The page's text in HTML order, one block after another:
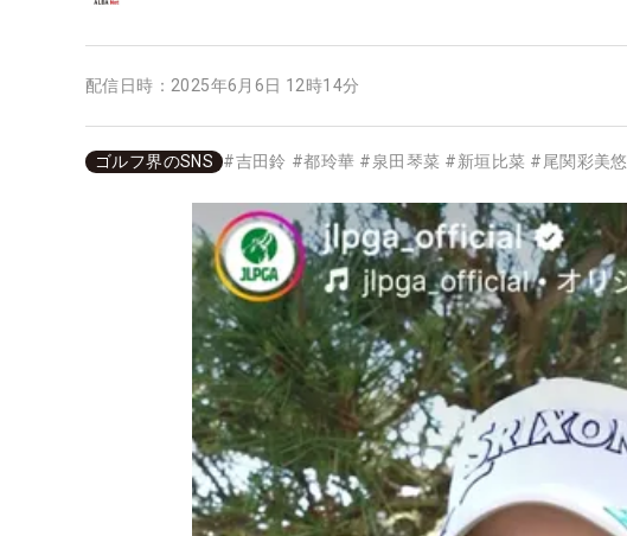
配信日時： 2025年6月6日 12時14分
ゴルフ界のSNS #吉田鈴 #都玲華 #泉田琴菜 #新垣比菜 #尾関彩美悠